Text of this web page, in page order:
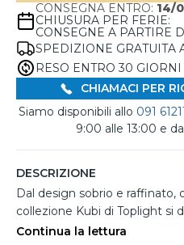
CONSEGNA ENTRO: 14/
CHIUSURA PER FERIE:
CONSEGNE A PARTIRE
SPEDIZIONE GRATUITA
RESO ENTRO 30 GIORNI
CHIAMACI PER
Siamo disponibili allo 091
9:00 alle 13:00 e
DESCRIZIONE
Dal design sobrio e raffinato,
collezione Kubi di Toplight si
in alluminio pressofuso
Continua la lettura